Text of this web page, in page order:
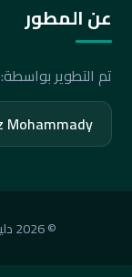
عن المطور
تم التطوير بواسطة:
Mohammady
© 2026 دليل المنصورية. جميع الحقوق محفوظة.